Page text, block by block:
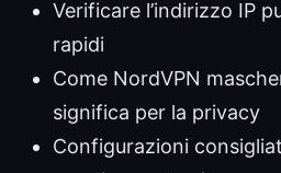
Verificare l’indirizzo IP
rapidi
Come NordVPN
significa per la privacy
Configurazioni